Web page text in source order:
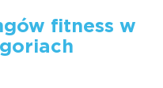
fitness w